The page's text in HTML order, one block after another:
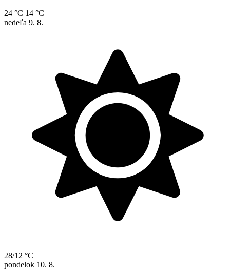
24 °C 14 °C
nedeľa 9. 8.
28/12 °C
pondelok 10. 8.